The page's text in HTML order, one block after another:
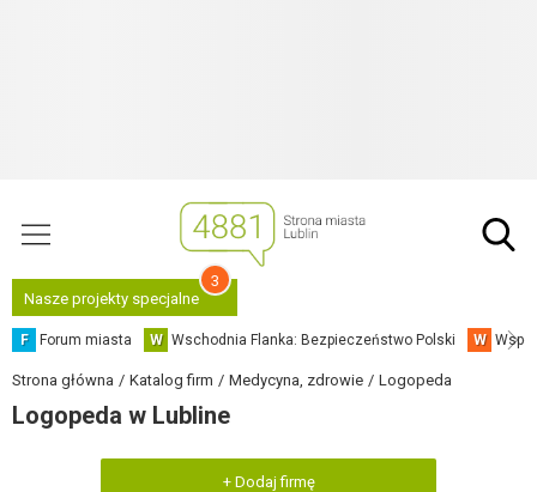
Nasze projekty specjalne
3
F Forum miasta W Wschodnia Flanka: Bezpieczeństwo Polski W
Strona główna Katalog firm Medycyna, zdrowie Logopeda
Logopeda w Lubline
+ Dodaj firmę